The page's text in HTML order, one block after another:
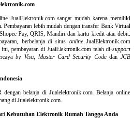
JualElektronik.com sangat mudah karena memiliki
Pembayaran lebih mudah dengan transfer Bank Virtual
Pay, QRIS, Mandiri dan kartu kredit atau debit.
berbelanja di situs onlineJualElektronik.com
pembayaran di JualElektronik.com telah di-support
by Visa, Master Card Security Codedan JCB
belanja di Jualelektronik.com. Belanja online
di Jualelektronik.com.
Kebutuhan Elektronik Rumah Tangga Anda